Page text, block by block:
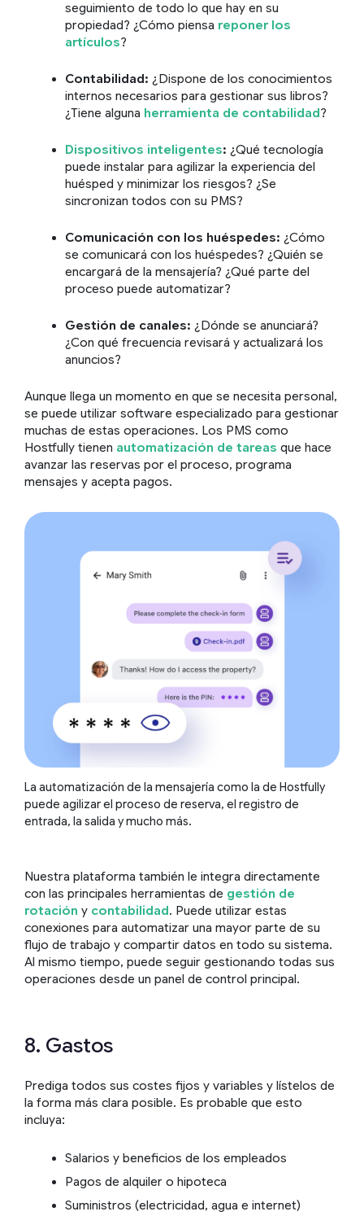
seguimiento de todo lo que hay en su
propiedad? ¿Cómo piensa reponer los
artículos?
Contabilidad: ¿Dispone de los conocimientos
internos necesarios para gestionar sus libros?
¿Tiene alguna herramienta de contabilidad?
Dispositivos inteligentes: ¿Qué tecnología
puede instalar para agilizar la experiencia del
huésped y minimizar los riesgos? ¿Se
sincronizan todos con su PMS?
Comunicación con los huéspedes: ¿Cómo
se comunicará con los huéspedes? ¿Quién se
encargará de la mensajería? ¿Qué parte del
proceso puede automatizar?
Gestión de canales: ¿Dónde se anunciará?
¿Con qué frecuencia revisará y actualizará los
anuncios?
Aunque llega un momento en que se necesita personal,
se puede utilizar software especializado para gestionar
muchas de estas operaciones. Los PMS como
Hostfully tienen automatización de tareas que hace
avanzar las reservas por el proceso, programa
mensajes y acepta pagos.
La automatización de la mensajería como la de Hostfully
puede agilizar el proceso de reserva, el registro de
entrada, la salida y mucho más.
Nuestra plataforma también le integra directamente
con las principales herramientas de gestión de
rotación y contabilidad. Puede utilizar estas
conexiones para automatizar una mayor parte de su
flujo de trabajo y compartir datos en todo su sistema.
Al mismo tiempo, puede seguir gestionando todas sus
operaciones desde un panel de control principal.
8. Gastos
Prediga todos sus costes fijos y variables y lístelos de
la forma más clara posible. Es probable que esto
incluya:
Salarios y beneficios de los empleados
Pagos de alquiler o hipoteca
Suministros (electricidad, agua e internet)